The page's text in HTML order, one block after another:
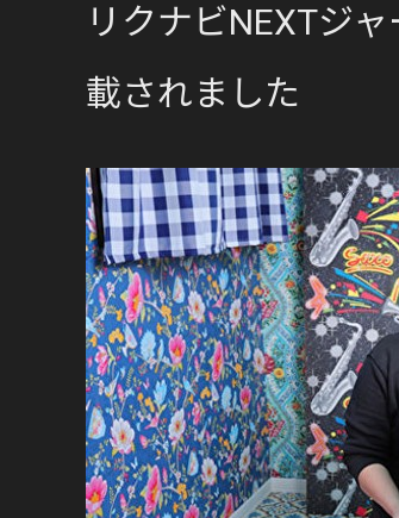
リクナビNEXTジ
載されました